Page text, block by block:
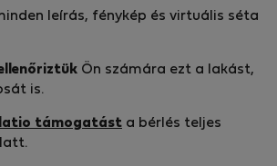
leírás, fénykép és virtuális séta
Ön számára ezt a lakást,
is.
támogatást a bérlés teljes